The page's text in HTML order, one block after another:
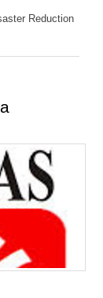
Reduction